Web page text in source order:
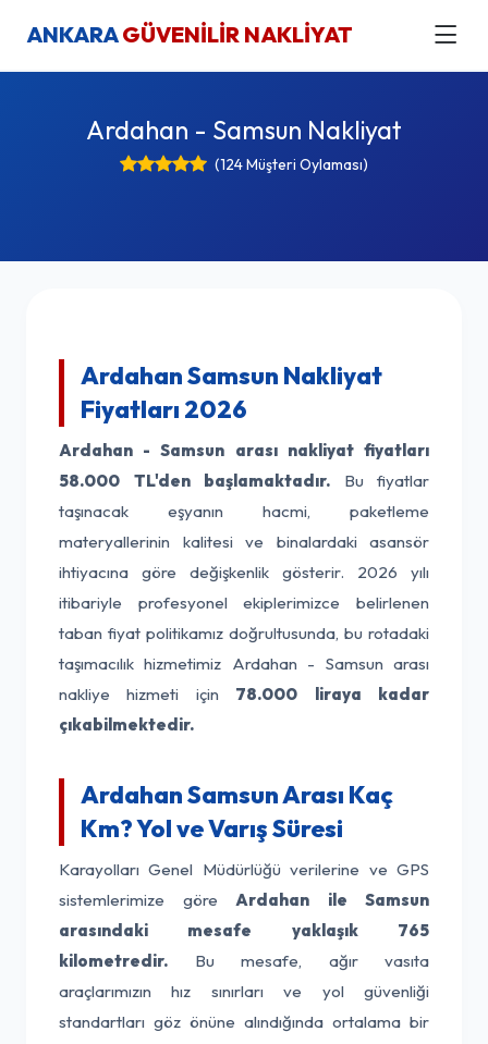
ANKARAGÜVENİLİR NAKLİYAT
Ardahan - Samsun Nakliyat
(124 Müşteri Oylaması)
Ardahan Samsun Nakliyat
Fiyatları 2026
Ardahan - Samsun arası nakliyat fiyatları
58.000 TL'den başlamaktadır. Bu fiyatlar
taşınacak eşyanın hacmi, paketleme
materyallerinin kalitesi ve binalardaki asansör
ihtiyacına göre değişkenlik gösterir. 2026 yılı
itibariyle profesyonel ekiplerimizce belirlenen
taban fiyat politikamız doğrultusunda, bu rotadaki
taşımacılık hizmetimiz Ardahan - Samsun arası
nakliye hizmeti için 78.000 liraya kadar
çıkabilmektedir.
Ardahan Samsun Arası Kaç
Km? Yol ve Varış Süresi
Karayolları Genel Müdürlüğü verilerine ve GPS
sistemlerimize göre Ardahan ile Samsun
arasındaki mesafe yaklaşık 765
kilometredir. Bu mesafe, ağır vasıta
araçlarımızın hız sınırları ve yol güvenliği
standartları göz önüne alındığında ortalama bir